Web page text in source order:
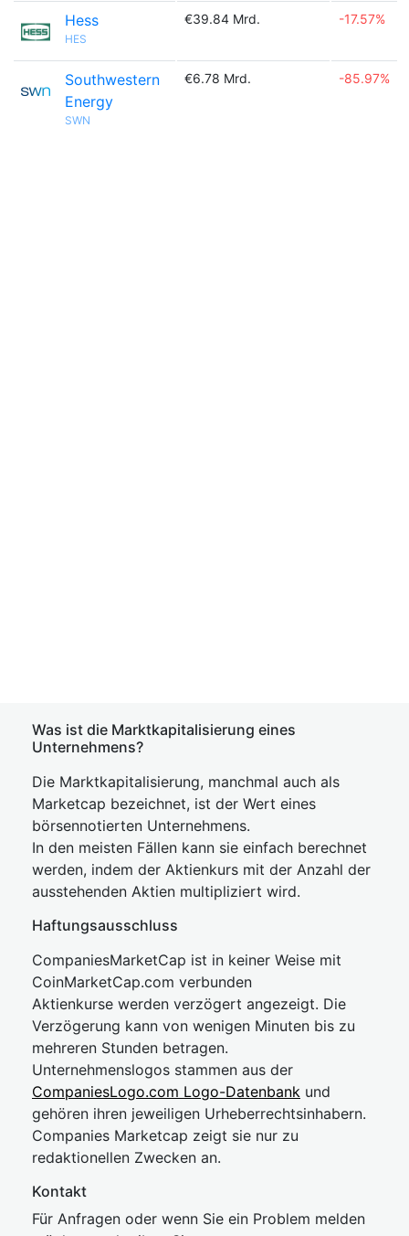
Hess
HES
€39.84 Mrd. -17.57%
Southwestern
Energy
SWN
€6.78 Mrd. -85.97%
Was ist die Marktkapitalisierung eines
Unternehmens?
Die Marktkapitalisierung, manchmal auch als
Marketcap bezeichnet, ist der Wert eines
börsennotierten Unternehmens.
In den meisten Fällen kann sie einfach berechnet
werden, indem der Aktienkurs mit der Anzahl der
ausstehenden Aktien multipliziert wird.
Haftungsausschluss
CompaniesMarketCap ist in keiner Weise mit
CoinMarketCap.com verbunden
Aktienkurse werden verzögert angezeigt. Die
Verzögerung kann von wenigen Minuten bis zu
mehreren Stunden betragen.
Unternehmenslogos stammen aus der
CompaniesLogo.com Logo-Datenbank und
gehören ihren jeweiligen Urheberrechtsinhabern.
Companies Marketcap zeigt sie nur zu
redaktionellen Zwecken an.
Kontakt
Für Anfragen oder wenn Sie ein Problem melden